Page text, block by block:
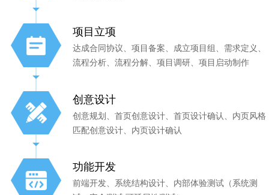
项目立项
达成合同协议、项目备案、成立项目组、需求定义、
流程分析、流程分解、项目调研、项目启动制作
创意设计
创意规划、首页创意设计、首页设计确认、内页风格
匹配创意设计、内页设计确认
功能开发
前端开发、系统结构设计、内部体验测试（系统测